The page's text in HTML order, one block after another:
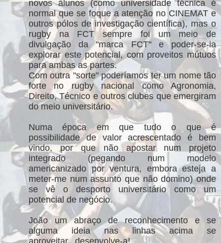
novos alunos (como universidade técnica é
normal que se foque a atenção no CINEMAT e
outros pólos de investigação científica), mas o
rugby na FCT sempre foi um meio de
divulgação da "marca FCT" e poder-se-ia
explorar este potencial, com proveitos mútuos
para ambas as partes.
Com outra "sorte" poderíamos ter um nome tão
forte no rugby nacional como Agronomia,
Direito, Técnico e outros clubes que emergiram
do meio universitário.
Numa época em que tudo o que é
possibilidade de valor acrescentado é bem
vindo, por que não apostar num projeto
integrado (pegando num modelo
americanizado por ventura, embora esteja a
meter-me num assunto que não domino) onde
se vê o desporto universitário como um
potencial de negócio.
João um abraço de reconhecimento e se
alguma ideia nas linhas acima se
aproveitar...desenvolve-a!